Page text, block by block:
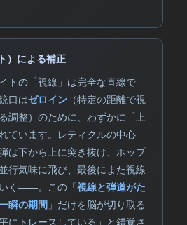
）による補正
トの「視線」は完全な直線で
口はゼロイン（特定の距離で視
調整）のために、わずかに「上
ています。レティクルの中心
は下から上に突き抜け、ホップ
行気味に飛び、最後にまた視線
く――。この「 視線と弾道がた
瞬の期間 」だけを脳が切り取る
にトレースしている」と錯覚さ